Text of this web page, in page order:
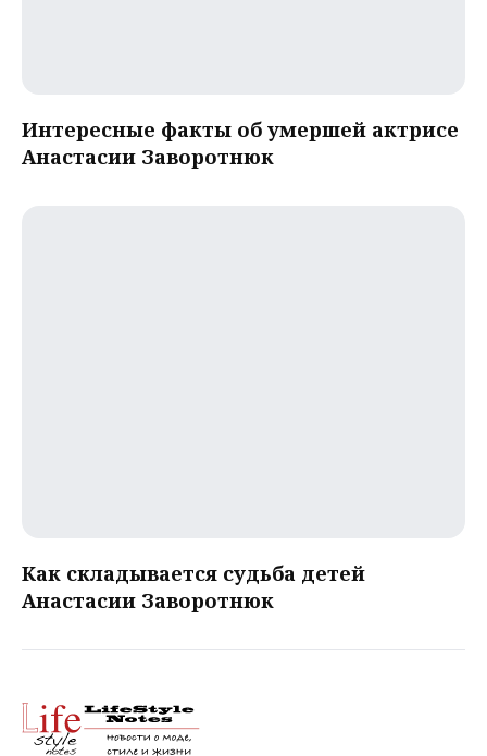
Интересные факты об умершей актрисе
Анастасии Заворотнюк
Как складывается судьба детей
Анастасии Заворотнюк